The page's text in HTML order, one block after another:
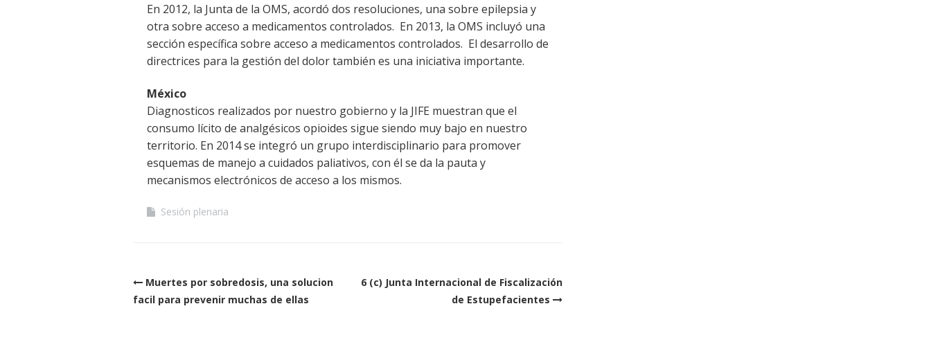
En 2012, la Junta de la OMS, acordó dos resoluciones, una sobre epilepsia y
otra sobre acceso a medicamentos controlados. En 2013, la OMS incluyó una
sección específica sobre acceso a medicamentos controlados. El desarrollo de
directrices para la gestión del dolor también es una iniciativa importante.
México
Diagnosticos realizados por nuestro gobierno y la JIFE muestran que el
consumo lícito de analgésicos opioides sigue siendo muy bajo en nuestro
territorio. En 2014 se integró un grupo interdisciplinario para promover
esquemas de manejo a cuidados paliativos, con él se da la pauta y
mecanismos electrónicos de acceso a los mismos.
Sesión plenaria
Post
navigation
Muertes por sobredosis, una solucion
facil para prevenir muchas de ellas
6 (c) Junta Internacional de Fiscalización
de Estupefacientes